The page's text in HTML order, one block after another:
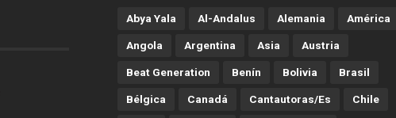
Abya Yala Al-Andalus Alemania América
Angola Argentina Asia Austria
Beat Generation Benín Bolivia Brasil
Bélgica Canadá Cantautoras/es Chile